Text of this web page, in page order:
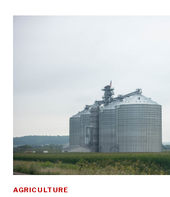
AGRICULTURE